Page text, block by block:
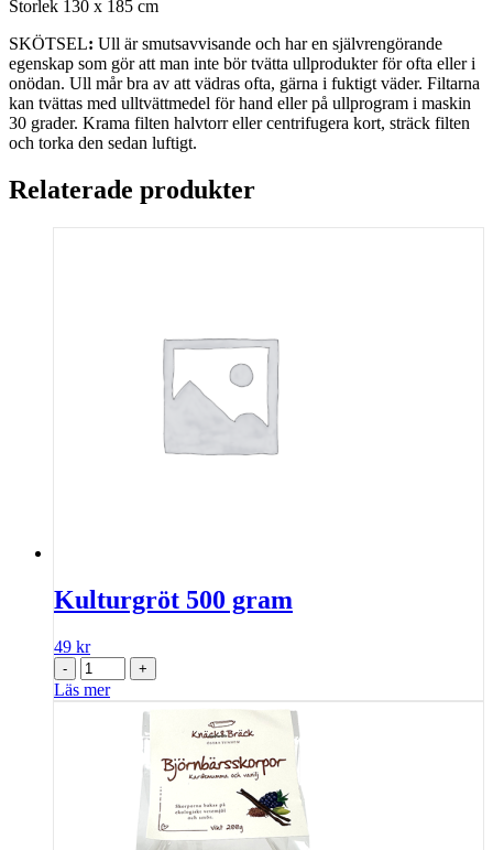
Storlek 130 x 185 cm
SKÖTSEL: Ull är smutsavvisande och har en självrengörande
egenskap som gör att man inte bör tvätta ullprodukter för ofta eller i
onödan. Ull mår bra av att vädras ofta, gärna i fuktigt väder. Filtarna
kan tvättas med ulltvättmedel för hand eller på ullprogram i maskin
30 grader. Krama filten halvtorr eller centrifugera kort, sträck filten
och torka den sedan luftigt.
Relaterade produkter
Kulturgröt 500 gram
49 kr
- +
Läs mer